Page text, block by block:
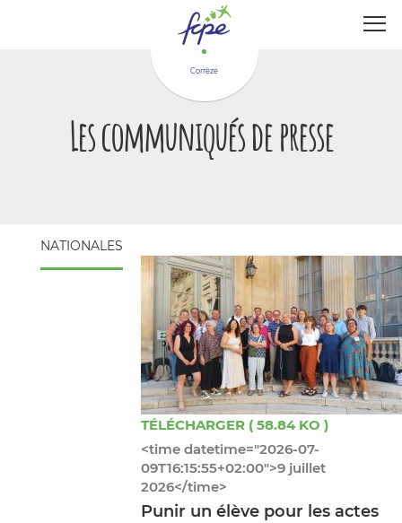
Corrèze
Les communiqués de presse
NATIONALES
Punir un élève pour les actes
<time datetime="2026-07-
09T16:15:55+02:00">9 juillet
2026</time>
TÉLÉCHARGER ( 58.84 KO )